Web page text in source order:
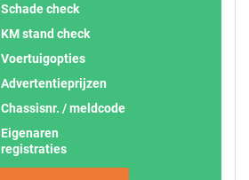
Schade check
KM stand check
Voertuigopties
Advertentieprijzen
Chassisnr. / meldcode
Eigenaren
registraties